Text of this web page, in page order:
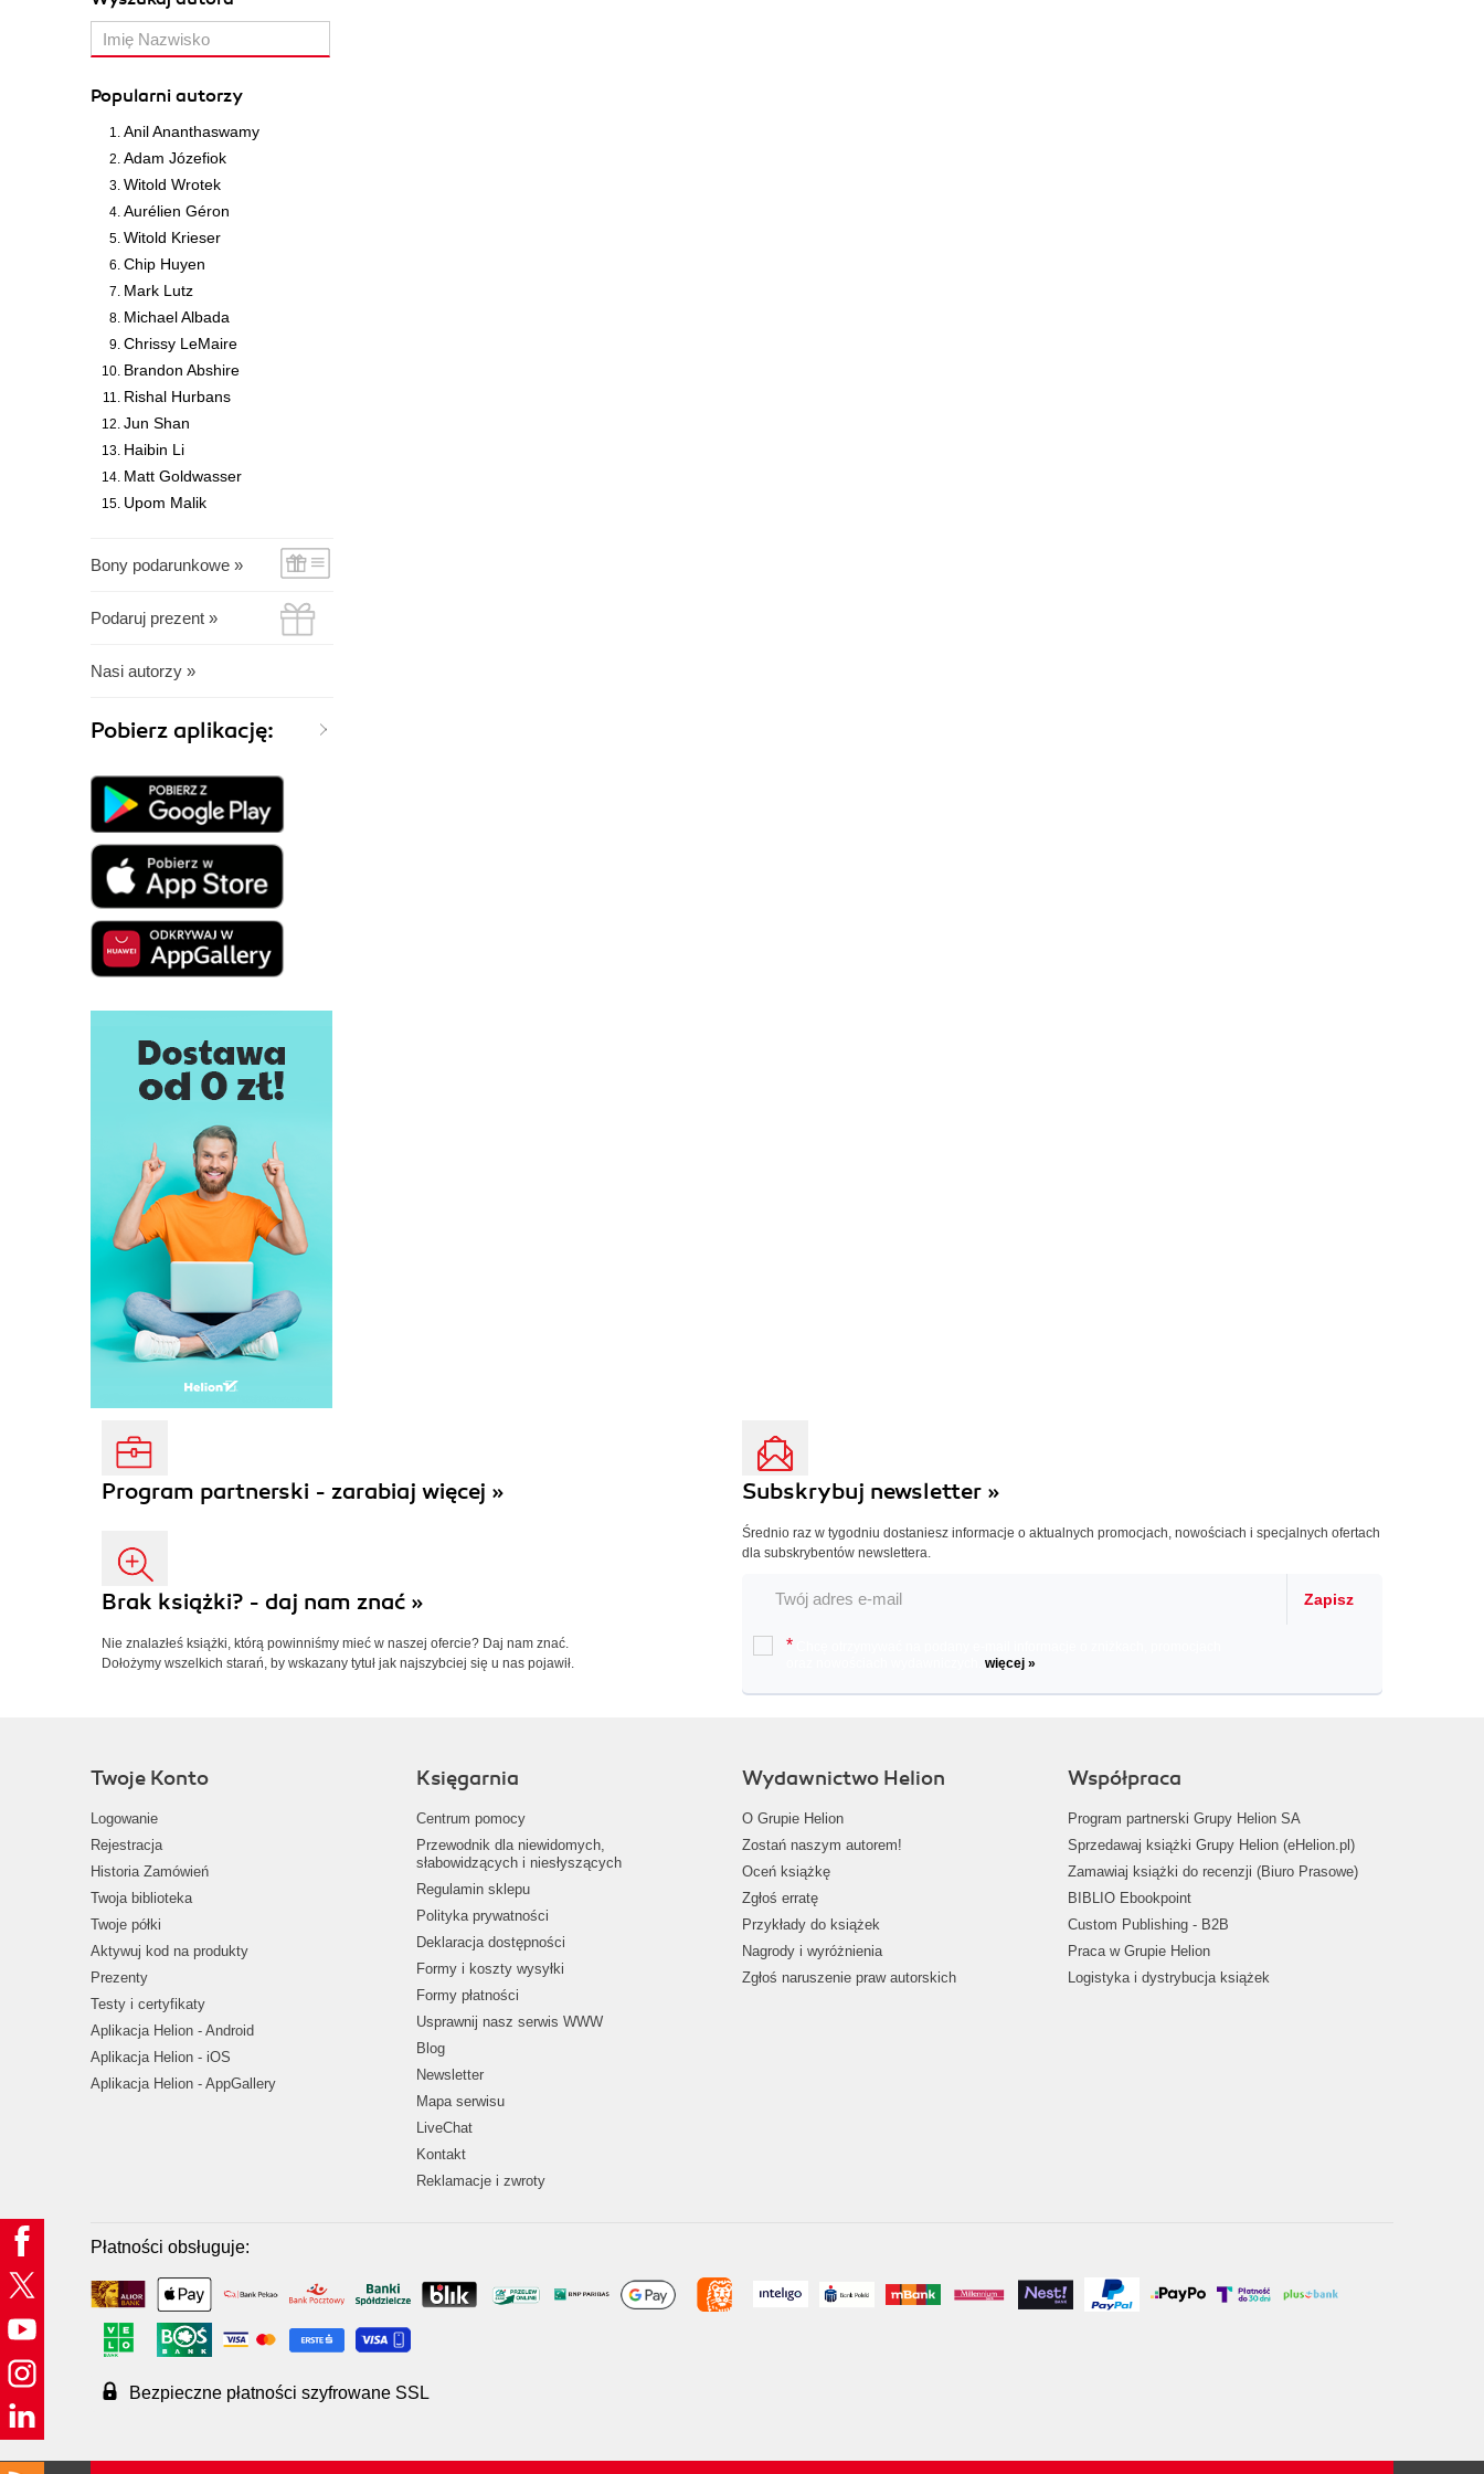
Popularni autorzy
Anil Ananthaswamy
Adam Józefiok
Witold Wrotek
Aurélien Géron
Witold Krieser
Chip Huyen
Mark Lutz
Michael Albada
Chrissy LeMaire
Brandon Abshire
Rishal Hurbans
Jun Shan
Haibin Li
Matt Goldwasser
Upom Malik
Bony podarunkowe »
Podaruj prezent »
Nasi autorzy »
Pobierz aplikację:
Program partnerski - zarabiaj więcej »
Brak książki? - daj nam znać »
Nie znalazłeś książki, którą powinniśmy mieć w naszej ofercie? Daj nam znać.
Dołożymy wszelkich starań, by wskazany tytuł jak najszybciej się u nas pojawił.
Subskrybuj newsletter »
Średnio raz w tygodniu dostaniesz informacje o aktualnych promocjach, nowościach i specjalnych ofertach
dla subskrybentów newslettera.
Zapisz
*
więcej »
Twoje Konto
Logowanie
Rejestracja
Historia Zamówień
Twoja biblioteka
Twoje półki
Aktywuj kod na produkty
Prezenty
Testy i certyfikaty
Aplikacja Helion - Android
Aplikacja Helion - iOS
Aplikacja Helion - AppGallery
Księgarnia
Centrum pomocy
Przewodnik dla niewidomych,
słabowidzących i niesłyszących
Regulamin sklepu
Polityka prywatności
Deklaracja dostępności
Formy i koszty wysyłki
Formy płatności
Usprawnij nasz serwis WWW
Blog
Newsletter
Mapa serwisu
LiveChat
Kontakt
Reklamacje i zwroty
Wydawnictwo Helion
O Grupie Helion
Zostań naszym autorem!
Oceń książkę
Zgłoś erratę
Przykłady do książek
Nagrody i wyróżnienia
Zgłoś naruszenie praw autorskich
Współpraca
Program partnerski Grupy Helion SA
Sprzedawaj książki Grupy Helion (eHelion.pl)
Zamawiaj książki do recenzji (Biuro Prasowe)
BIBLIO Ebookpoint
Custom Publishing - B2B
Praca w Grupie Helion
Logistyka i dystrybucja książek
Płatności obsługuje:
Bezpieczne płatności szyfrowane SSL